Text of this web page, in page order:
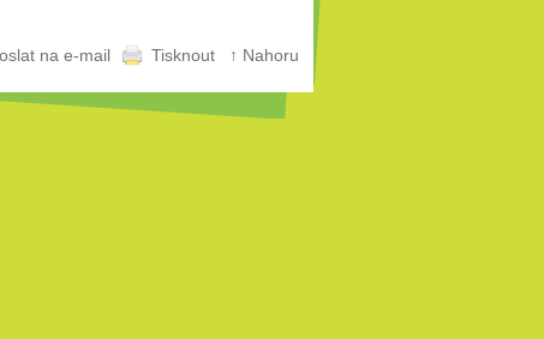
na e-mail
Tisknout ↑ Nahoru